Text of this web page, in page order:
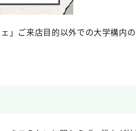
」ご来店目的以外での大学構内